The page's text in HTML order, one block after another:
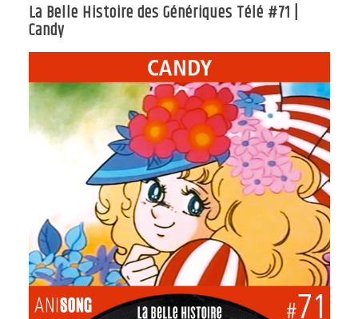
La Belle Histoire des Génériques Télé #71 |
Candy